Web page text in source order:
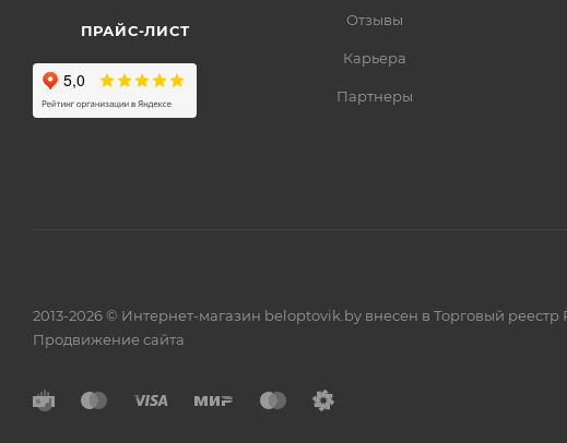
ПРАЙС-ЛИСТ
Отзывы
Карьера
Партнеры
2013-2026 © Интернет-магазин beloptovik.by внесен в Торговый
Продвижение сайта